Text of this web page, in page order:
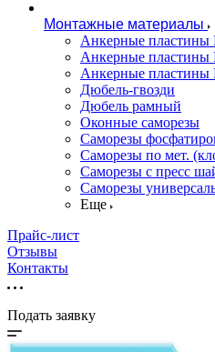
Монтажные материалы
Анкерные
Анкерные
Анкерные пластины
Дюбель-гвозди
Дюбель рамный
Оконные саморезы
Саморезы
Саморезы по мет.
Саморезы с пресс
Саморезы
Еще
Прайс-лист
Отзывы
Контакты
Подать заявку